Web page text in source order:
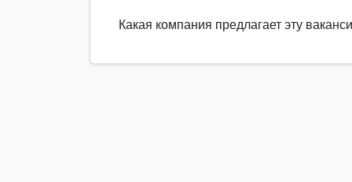
Какая компания предлагает эту